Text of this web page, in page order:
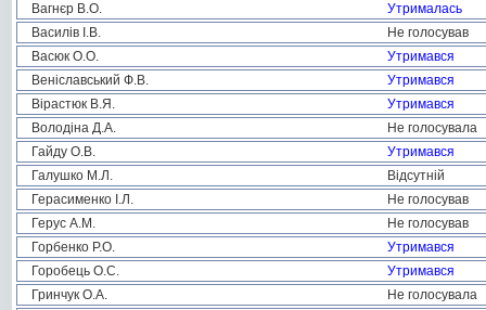
Вагнєр В.О.
Утрималась
Василів І.В.
Не голосував
Васюк О.О.
Утримався
Веніславський Ф.В.
Утримався
Вірастюк В.Я.
Утримався
Володіна Д.А.
Не голосувала
Гайду О.В.
Утримався
Галушко М.Л.
Відсутній
Герасименко І.Л.
Не голосував
Герус А.М.
Не голосував
Горбенко Р.О.
Утримався
Горобець О.С.
Утримався
Гринчук О.А.
Не голосувала